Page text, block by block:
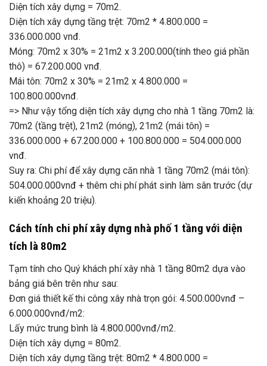
Diện tích xây dựng = 70m2.
Diện tích xây dựng tầng trệt: 70m2 * 4.800.000 =
336.000.000 vnđ.
Móng: 70m2 x 30% = 21m2 x 3.200.000(tính theo giá phần
thô) = 67.200.000 vnđ.
Mái tôn: 70m2 x 30% = 21m2 x 4.800.000 =
100.800.000vnđ.
=> Như vậy tổng diện tích xây dựng cho nhà 1 tầng 70m2 là:
70m2 (tầng trệt), 21m2 (móng), 21m2 (mái tôn) =
336.000.000 + 67.200.000 + 100.800.000 = 504.000.000
vnđ.
Suy ra: Chi phí để xây dựng căn nhà 1 tầng 70m2 (mái tôn):
504.000.000vnđ + thêm chi phí phát sinh làm sân trước (dự
kiến khoảng 20 triệu).
Cách tính chi phí xây dựng nhà phố 1 tầng với diện
tích là 80m2
Tạm tính cho Quý khách phí xây nhà 1 tầng 80m2 dựa vào
bảng giá bên trên như sau:
Đơn giá thiết kế thi công xây nhà trọn gói: 4.500.000vnđ –
6.000.000vnđ/m2:
Lấy mức trung bình là 4.800.000vnđ/m2.
Diện tích xây dựng = 80m2.
Diện tích xây dựng tầng trệt: 80m2 * 4.800.000 =